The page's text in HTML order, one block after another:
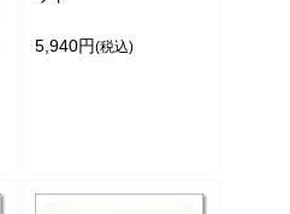
5,940円(税込)